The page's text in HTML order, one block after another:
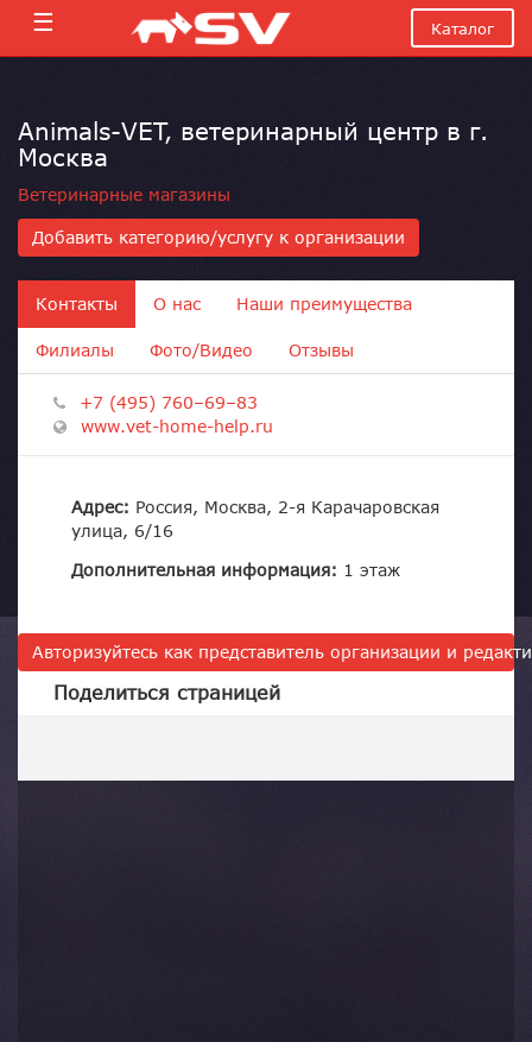
☰ Каталог
Animals-VET, ветеринарный центр в г.
Москва
Ветеринарные магазины
Добавить категорию/услугу к организации
Контакты О нас Наши преимущества
Филиалы Фото/Видео Отзывы
+7 (495) 760–69–83
www.vet-home-help.ru
Адрес: Россия, Москва, 2-я Карачаровская
улица, 6/16
Дополнительная информация: 1 этаж
Авторизуйтесь как представитель организации и
Поделиться страницей